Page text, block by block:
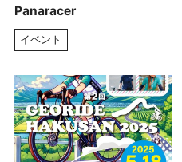
Panaracer
イベント